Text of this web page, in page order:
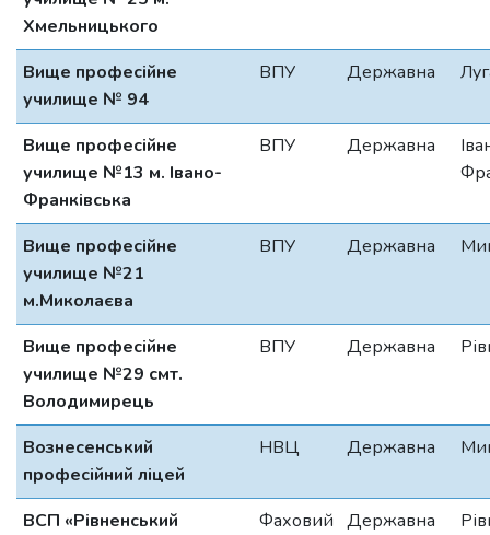
Хмельницького
Вище професійне
училище № 94
ВПУ Державна
Вище професійне
училище №13 м. Івано-
Франківська
ВПУ Державна
Вище професійне
училище №21
м.Миколаєва
ВПУ Державна
Вище професійне
училище №29 смт.
Володимирець
ВПУ Державна
Вознесенський
професійний ліцей
НВЦ Державна
ВСП «Рівненський
Фаховий Державна